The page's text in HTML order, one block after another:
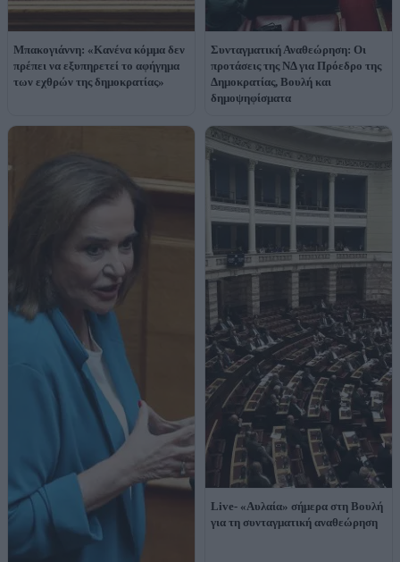
Μπακογιάννη: «Κανένα κόμμα δεν
πρέπει να εξυπηρετεί το αφήγημα
των εχθρών της δημοκρατίας»
Συνταγματική Αναθεώρηση: Οι
προτάσεις της ΝΔ για Πρόεδρο της
Δημοκρατίας, Βουλή και
δημοψηφίσματα
Live- «Αυλαία» σήμερα στη Βουλή
για τη συνταγματική αναθεώρηση